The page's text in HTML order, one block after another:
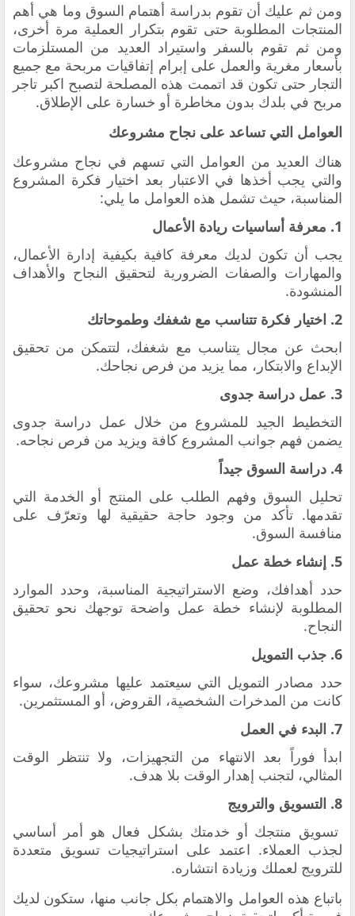
‏ومن ثم عليك أن تقوم بدراسة أهتمام السوق وما هي أهم
المنتجات المطلوبة حتى تقوم ‏بتكرار العملية مرة أخرى،
ومن ثم تقوم بالسفر واستيراد العديد من المستلزمات
بأسعار مغرية والعمل على إبرام إتفاقيات مربحة ‏مع جميع
التجار حتى تكون قد اتممت هذه المصلحة لتصبح اكبر تاجر
مربح في بلدك بدون مخاطرة أو خسارة على الإطلاق.
العوامل التي تساعد على نجاح مشروعك
هناك العديد من العوامل التي تسهم في نجاح مشروعك
والتي يجب أخذها في الاعتبار بعد اختيار فكرة المشروع
المناسبة، حيث تشمل هذه العوامل ما يلي:
1. معرفة أساسيات ريادة الأعمال
يجب أن تكون لديك معرفة كافية بكيفية إدارة الأعمال،
والمهارات والصفات الضرورية لتحقيق النجاح والأهداف
المنشودة.
2. اختيار فكرة تتناسب مع شغفك وطموحاتك
ابحث عن مجال يتناسب مع شغفك، لتتمكن من تحقيق
الإبداع والابتكار، مما يزيد من فرص نجاحك.
3. عمل دراسة جدوى
التخطيط الجيد للمشروع من خلال عمل دراسة جدوى
يضمن فهم جوانب المشروع كافة ويزيد من فرص نجاحه.
4. دراسة السوق جيداً
تحليل السوق وفهم الطلب على المنتج أو الخدمة التي
تقدمها. تأكد من وجود حاجة حقيقية لها وتعرّف على
منافسة السوق.
5. إنشاء خطة عمل
حدد أهدافك، وضع الاستراتيجية المناسبة، وحدد الموارد
المطلوبة لإنشاء خطة عمل واضحة توجهك نحو تحقيق
النجاح.
6. جذب التمويل
حدد مصادر التمويل التي سيعتمد عليها مشروعك، سواء
كانت من المدخرات الشخصية، القروض، أو المستثمرين.
7. البدء في العمل
ابدأ فوراً بعد الانتهاء من التجهيزات، ولا تنتظر الوقت
المثالي، لتجنب إهدار الوقت بلا هدف.
8. التسويق والترويج
تسويق منتجك أو خدمتك بشكل فعال هو أمر أساسي
لجذب العملاء. اعتمد على استراتيجيات تسويق متعددة
للترويج لعملك وزيادة انتشاره.
باتباع هذه العوامل والاهتمام بكل جانب منها، ستكون لديك